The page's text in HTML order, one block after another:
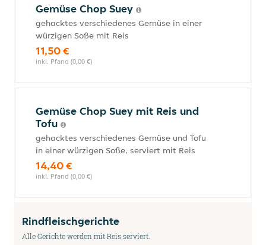
Gemüse Chop Suey
gehacktes verschiedenes Gemüse in einer
würzigen Soße mit Reis
11,50 €
inkl. Pfand (0,00 €)
Gemüse Chop Suey mit Reis und
Tofu
gehacktes verschiedenes Gemüse und Tofu
in einer würzigen Soße, serviert mit Reis
14,40 €
inkl. Pfand (0,00 €)
Rindfleischgerichte
Alle Gerichte werden mit Reis serviert.